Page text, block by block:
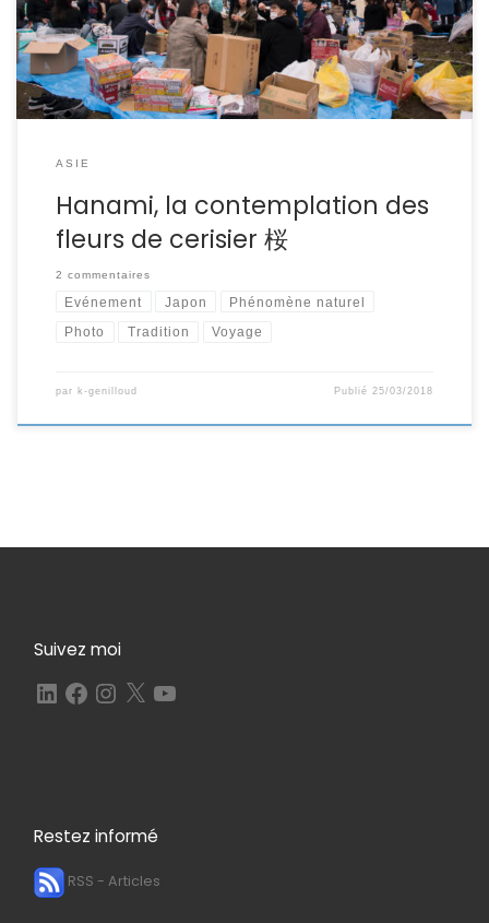
floraison des sakuras coïncidait avec la plantation du riz.
Les paysans savouraient le saké […]
ASIE
Hanami, la contemplation des
fleurs de cerisier 桜
2 commentaires
Evénement Japon Phénomène naturel
Photo Tradition Voyage
par k-genilloud Publié25/03/2018
Suivez moi
LinkedInFacebook
Instagram
X YouTube
Restez informé
RSS - Articles